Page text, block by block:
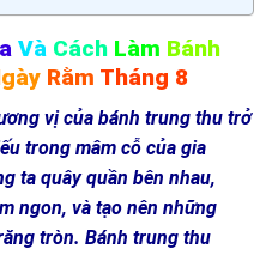
VàCách Làm Bánh
Rằm Tháng 8
vị của bánh trung thu trở
trong mâm cỗ của gia
ta quây quần bên nhau,
ngon, và tạo nên những
tròn. Bánh trung thu